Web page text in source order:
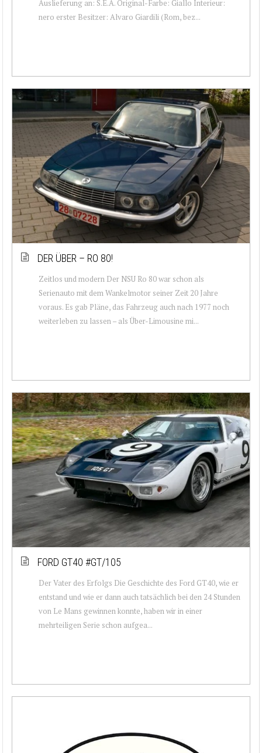
Auslieferung an: S.E.A. Original-Farbe: Giallo Interieur:
nero erster Besitzer: Alvaro Giardili (Rom, bez...
DER ÜBER – RO 80!
Zeitlos und modern Der NSU Ro 80 war schon als
Serienauto mit dem Wankelmotor seiner Zeit 20 Jahre
voraus. Es gab Pläne, das Fahrzeug auch nach 1977 noch
weiterleben zu lassen – als Über-Limousine mi...
FORD GT40 #GT/105
Der Vater des Erfolgs Die Geschichte des Ford GT40, wie er
entstand und wie er dann auch tatsächlich bei den 24 Stunden
von Le Mans gewinnen konnte, haben wir in einer
mehrteiligen Serie schon aufgea...